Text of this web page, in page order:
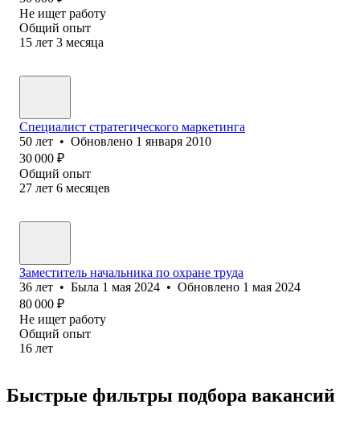
Не ищет работу
Общий опыт
15 лет 3 месяца
Специалист стратегического маркетинга
50 лет • Обновлено 1 января 2010
30 000 ₽
Общий опыт
27 лет 6 месяцев
Заместитель начальника по охране труда
36 лет • Была 1 мая 2024 • Обновлено 1 мая 2024
80 000 ₽
Не ищет работу
Общий опыт
16 лет
Быстрые фильтры подбора вакансий